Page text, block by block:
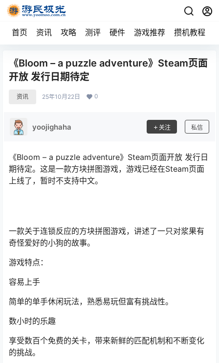
首页 资讯 攻略 测评 硬件 游戏推荐 攒机教程
《Bloom – a puzzle adventure》Steam页面
开放 发行日期待定
资讯 25年10月22日 0
yoojighaha 关注 私信
《Bloom – a puzzle adventure》Steam页面开放 发行日
期待定。这是一款方块拼图游戏，游戏已经在Steam页面
上线了，暂时不支持中文。
一款关于连锁反应的方块拼图游戏，讲述了一只对浆果有
奇怪爱好的小狗的故事。
游戏特点：
容易上手
简单的单手休闲玩法，熟悉易玩但富有挑战性。
数小时的乐趣
享受数百个免费的关卡，带来新鲜的匹配机制和不断变化
的挑战。